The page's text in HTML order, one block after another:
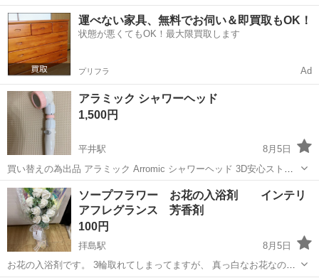
6枚 水色 2枚 30×75 バラ売り無しです
新品と数回使用と混ざっておりますのでお安くしました！ どうぞ宜し
くお願...
東京 板橋区 本蓮沼駅 家庭用品 バスタオル
運べない家具、無料でお伺い＆即買取もOK！
状態が悪くてもOK！最大限買取します
プリフラ Ad
アラミック シャワーヘッド
1,500円
平井駅
8月5日
買い替えの為出品 アラミック Arromic シャワーヘッド 3D安心ストッ
プシャワーヘッド ※付属品無し
東京 江戸川区 平井駅 家庭用品
ソープフラワー お花の入浴剤 インテリ
アフレグランス 芳香剤
100円
拝島駅
8月5日
お花の入浴剤です。 3輪取れてしまってますが、 真っ白なお花なので